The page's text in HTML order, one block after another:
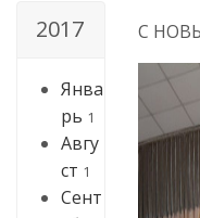
2017
Янва
рь 1
Авгу
ст 1
Сент
С